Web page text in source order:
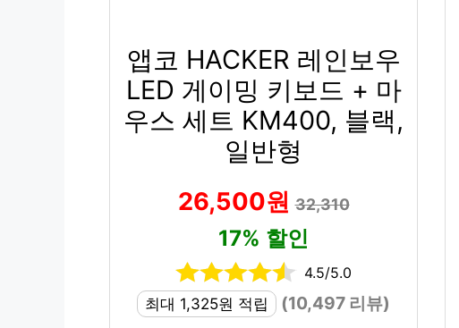
앱코 HACKER 레인보우
LED 게이밍 키보드 + 마
우스 세트 KM400, 블랙,
일반형
26,500원32,310
17% 할인
4.5/5.0
최대 1,325원 적립
(10,497 리뷰)